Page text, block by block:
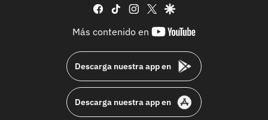
facebook
tiktok instagram
twittergoogle
Más contenido en
youtube-
Descarga nuestra app en
Descarga nuestra app en